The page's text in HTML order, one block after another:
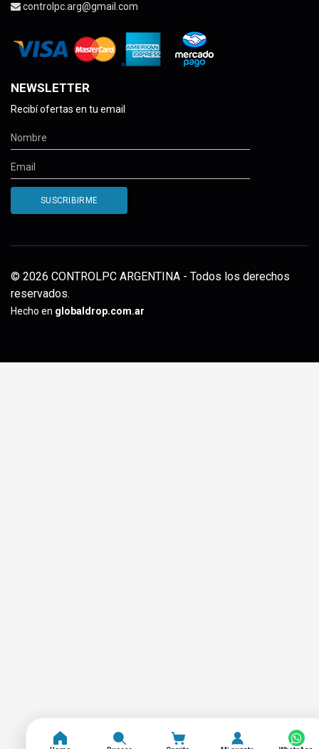
controlpc.arg@gmail.com
NEWSLETTER
Recibí ofertas en tu email
© 2026 CONTROLPC ARGENTINA - Todos los derechos
reservados.
Hecho en globaldrop.com.ar